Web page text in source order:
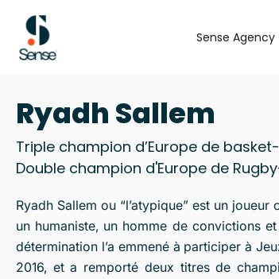
contenu
Sense Agency
Ryadh Sallem
Triple champion d’Europe de
Double champion d'Europe de
Ryadh Sallem ou “l’atypique” est un
un humaniste, un homme de convictions
détermination l’a emmené à participer à
2016, et a remporté deux titres de